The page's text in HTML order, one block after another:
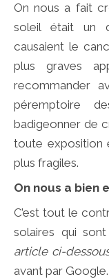
On nous a fait
soleil était un
causaient le
plus graves
recommander
péremptoire
badigeonner de
toute exposition
plus fragiles.
On nous a bien
C’est tout le
solaires qui
article ci-
avant par